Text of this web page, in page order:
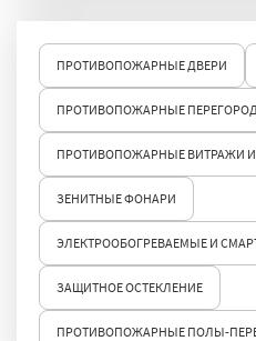
ПРОТИВОПОЖАРНЫЕ ДВЕРИ
ПРОТИВОПОЖАРНЫЕ
ПРОТИВОПОЖАРНЫЕ ВИТРАЖИ
ЗЕНИТНЫЕ ФОНАРИ
ЭЛЕКТРООБОГРЕВАЕМЫЕ И
ЗАЩИТНОЕ ОСТЕКЛЕНИЕ
ПРОТИВОПОЖАРНЫЕ ПОЛЫ-